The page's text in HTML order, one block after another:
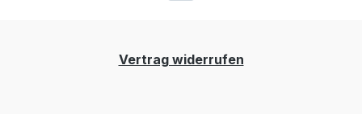
Vertrag widerrufen